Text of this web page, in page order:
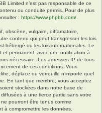
Limited n’est pas responsable de ce
ou conduite permis. Pour de plus
: https://www.phpbb.com/
obscène, vulgaire, diffamatoire,
contenu qui peut transgresser les lois
hébergé ou les lois internationales. Le
et permanent, avec une notification à
nécessaire. Les adresses IP de tous
de ces conditions. Vous
déplace ou verrouille n’importe quel
En tant que membre, vous acceptez
stockées dans notre base de
à une tierce partie sans votre
pourront être tenus comme
à compromettre les données.